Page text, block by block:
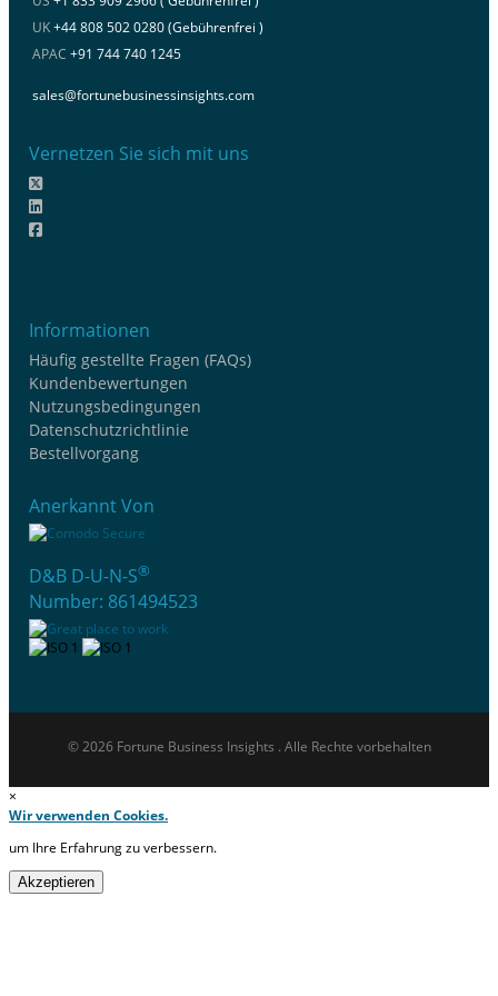
UK+44 808 502 0280 (Gebührenfrei )
APAC +91 744 740 1245
sales@fortunebusinessinsights.com
Vernetzen Sie sich mit uns
Informationen
Häufig gestellte Fragen (FAQs)
Kundenbewertungen
Nutzungsbedingungen
Datenschutzrichtlinie
Bestellvorgang
Anerkannt Von
D&B D-U-N-S®
Number: 861494523
© 2026 Fortune Business Insights . Alle Rechte vorbehalten
×
Wir verwenden Cookies.
um Ihre Erfahrung zu verbessern.
Akzeptieren